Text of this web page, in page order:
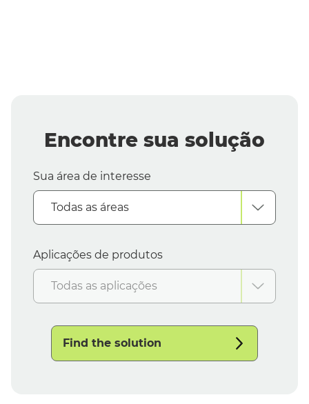
Encontre sua solução
Sua área de interesse
Todas as áreas
Aplicações de produtos
Todas as aplicações
Find the solution